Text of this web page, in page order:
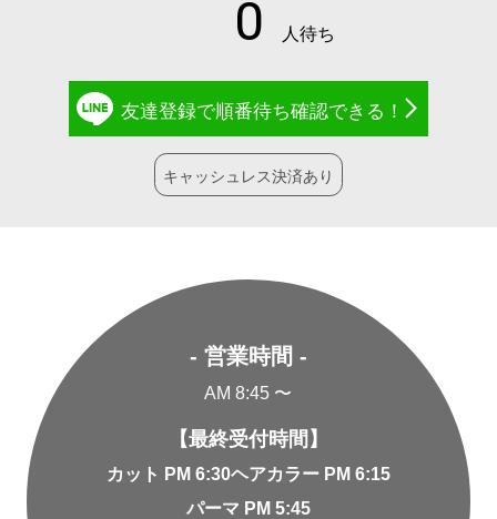
キャッシュレス決済あり
友達登録で順番待ち確認できる！
- 営業時間 -
AM 8:45 〜
【最終受付時間】
カット PM 6:30ヘアカラー PM 6:15
パーマ PM 5:45